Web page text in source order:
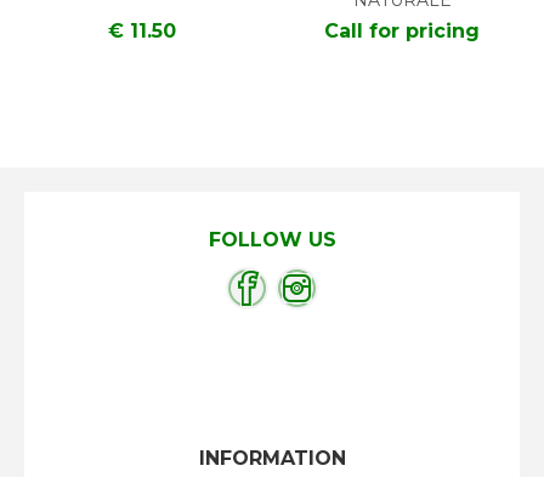
€ 11.50 Call for pricing
FOLLOW US
INFORMATION